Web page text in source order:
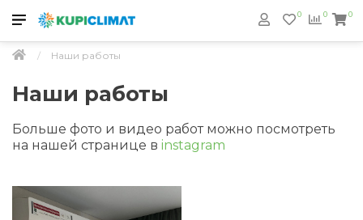
0
0 0
Наши работы
Наши работы
Больше фото и видео работ можно посмотреть
на нашей странице в instagram